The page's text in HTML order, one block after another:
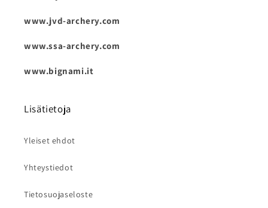
www.jvd-archery.com
www.ssa-archery.com
www.bignami.it
Lisätietoja
Yleiset ehdot
Yhteystiedot
Tietosuojaseloste